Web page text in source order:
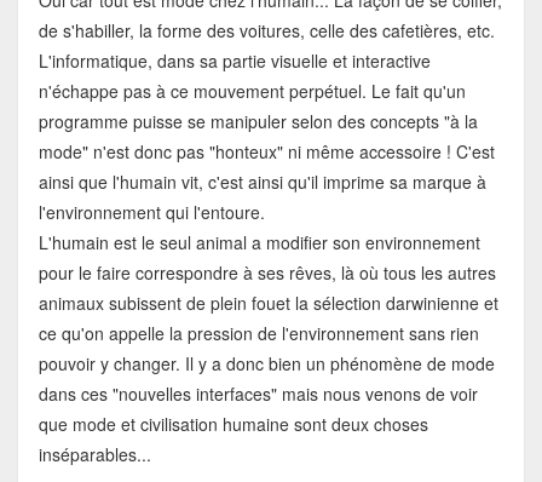
de s'habiller, la forme des voitures, celle des cafetières, etc.
L'informatique, dans sa partie visuelle et interactive
n'échappe pas à ce mouvement perpétuel. Le fait qu'un
programme puisse se manipuler selon des concepts "à la
mode" n'est donc pas "honteux" ni même accessoire ! C'est
ainsi que l'humain vit, c'est ainsi qu'il imprime sa marque à
l'environnement qui l'entoure.
L'humain est le seul animal a modifier son environnement
pour le faire correspondre à ses rêves, là où tous les autres
animaux subissent de plein fouet la sélection darwinienne et
ce qu'on appelle la pression de l'environnement sans rien
pouvoir y changer. Il y a donc bien un phénomène de mode
dans ces "nouvelles interfaces" mais nous venons de voir
que mode et civilisation humaine sont deux choses
inséparables...